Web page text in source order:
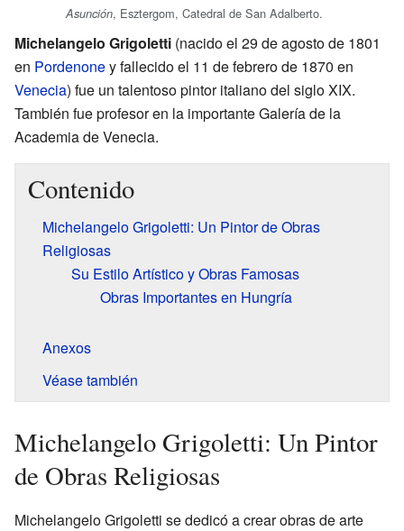
Asunción, Esztergom, Catedral de San Adalberto.
Michelangelo Grigoletti (nacido el 29 de agosto de 1801
en Pordenoney fallecido el 11 de febrero de 1870 en
Venecia) fue un talentoso pintor italiano del siglo XIX.
También fue profesor en la importante Galería de la
Academia de Venecia.
Contenido
Michelangelo Grigoletti: Un Pintor de Obras
Religiosas
Su Estilo Artístico y Obras Famosas
Obras Importantes en Hungría
Anexos
Véase también
Michelangelo Grigoletti: Un Pintor
de Obras Religiosas
Michelangelo Grigoletti se dedicó a crear obras de arte